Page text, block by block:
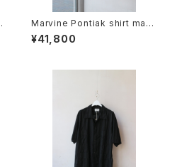
Marvine Pontiak shirt mak
ers / Vest
¥41,800